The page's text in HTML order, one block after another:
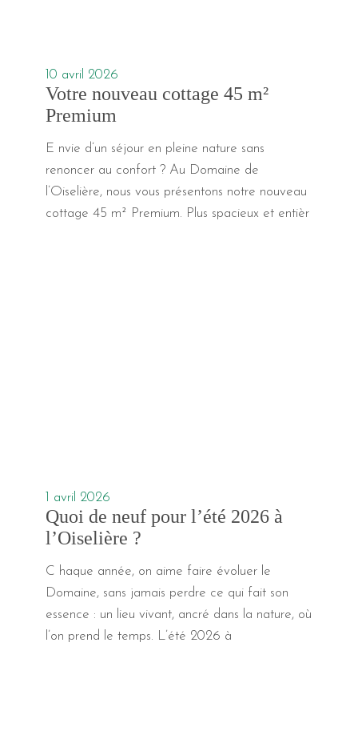
10 avril 2026
Votre nouveau cottage 45 m²
Premium
E nvie d’un séjour en pleine nature sans
renoncer au confort ? Au Domaine de
l’Oiselière, nous vous présentons notre nouveau
cottage 45 m² Premium. Plus spacieux et entièr
1 avril 2026
Quoi de neuf pour l’été 2026 à
l’Oiselière ?
C haque année, on aime faire évoluer le
Domaine, sans jamais perdre ce qui fait son
essence : un lieu vivant, ancré dans la nature, où
l’on prend le temps. L’été 2026 à